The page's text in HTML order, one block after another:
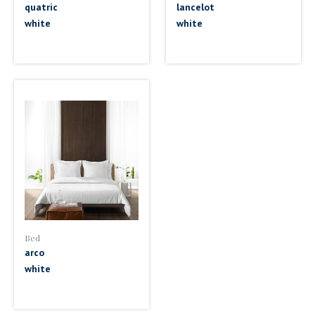
quatric
white
lancelot
white
Bed
arco
white